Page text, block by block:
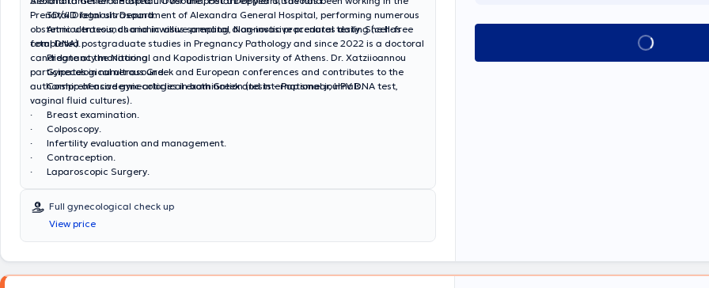
Prenatal Diagnosis Department of Alexandra General Hospital, performing numerous
obstetric ultrasounds and invasive prenatal diagnostic procedures daily. She has
completed postgraduate studies in Pregnancy Pathology and since 2022 is a doctoral
candidate at the National and Kapodistrian University of Athens. Dr. Xatziioannou
participates in numerous Greek and European conferences and contributes to the
authorship of academic articles in both Greek and international journals.
· 3D/4D fetal ultrasound.
· Amniocentesis, chorionic villus sampling, Non-invasive prenatal testing (cell-free
fetal DNA).
· Pregnancy monitoring.
· Gynecological ultrasound.
· Comprehensive gynecological examination (tests – Pap smear, HPV DNA test,
vaginal fluid cultures).
· Breast examination.
· Colposcopy.
· Infertility evaluation and management.
· Contraception.
· Laparoscopic Surgery.
Full gynecological check up
View price
Book appointment